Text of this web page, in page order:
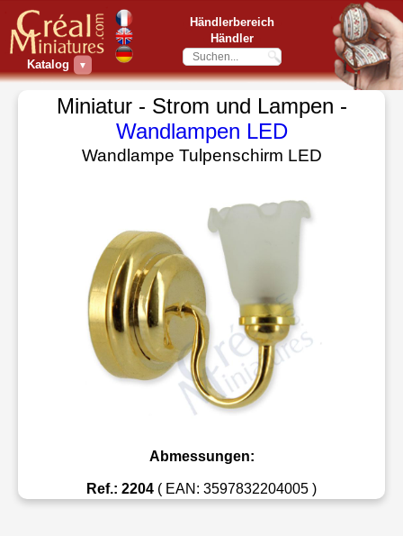
Katalog ▼
Händlerbereich
Händler
Miniatur - Strom und Lampen -
Wandlampen LED
Wandlampe Tulpenschirm LED
Abmessungen:
Ref.: 2204 ( EAN: 3597832204005 )